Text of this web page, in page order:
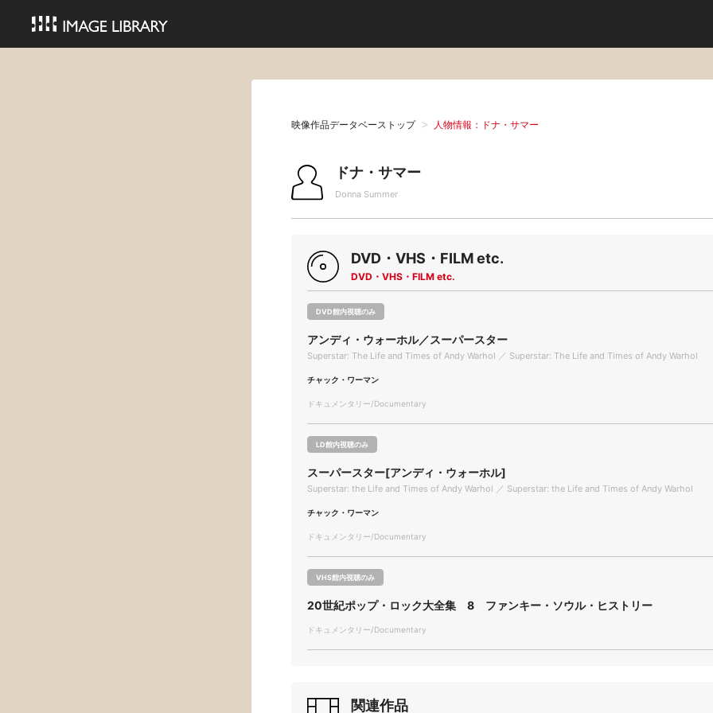
映像作品データベーストップ 人物情報：ドナ・サマー
ドナ・サマー
Donna Summer
DVD・VHS・FILM etc.
DVD・VHS・FILM etc.
DVD館内視聴のみ
アンディ・ウォーホル／スーパースター
Superstar: The Life and Times of Andy Warhol ／ Superstar: The Life and Times of Andy Warhol
チャック・ワーマン
ドキュメンタリー/Documentary
LD館内視聴のみ
スーパースター[アンディ・ウォーホル]
Superstar: the Life and Times of Andy Warhol ／ Superstar: the Life and Times of Andy Warhol
チャック・ワーマン
ドキュメンタリー/Documentary
VHS館内視聴のみ
20世紀ポップ・ロック大全集 8 ファンキー・ソウル・ヒストリー
ドキュメンタリー/Documentary
関連作品